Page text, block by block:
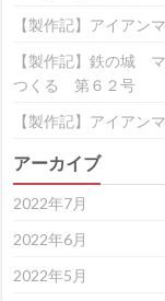
【製作記】アイア
【製作記】鉄の城
つくる 第６２号
【製作記】アイア
アーカイブ
2022年7月
2022年6月
2022年5月